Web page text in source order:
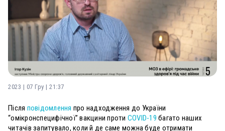
2023 | 07 Гру | 21:37
Після повідомлення про надходження до України
“омікронспецифічної” вакцини проти COVID-19 багато наших
читачів запитувало, коли й де саме можна буде отримати